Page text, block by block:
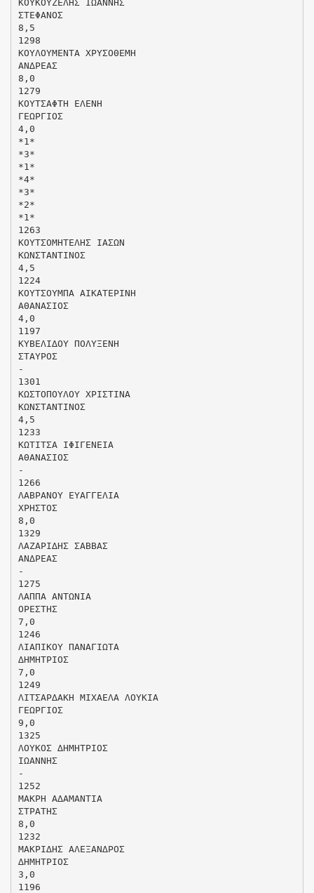
ΚΟΥΚΟΥΖΕΛΗΣ ΙΩΑΝΝΗΣ
ΣΤΕΦΑΝΟΣ
8,5
1298
ΚΟΥΛΟΥΜΕΝΤΑ ΧΡΥΣΟΘΕΜΗ
ΑΝ∆ΡΕΑΣ
8,0
1279
ΚΟΥΤΣΑΦΤΗ ΕΛΕΝΗ
ΓΕΩΡΓΙΟΣ
4,0
*1*
*3*
*1*
*4*
*3*
*2*
*1*
1263
ΚΟΥΤΣΟΜΗΤΕΛΗΣ ΙΑΣΩΝ
ΚΩΝΣΤΑΝΤΙΝΟΣ
4,5
1224
ΚΟΥΤΣΟΥΜΠΑ ΑΙΚΑΤΕΡΙΝΗ
ΑΘΑΝΑΣΙΟΣ
4,0
1197
ΚΥΒΕΛΙ∆ΟΥ ΠΟΛΥΞΕΝΗ
ΣΤΑΥΡΟΣ
-
1301
ΚΩΣΤΟΠΟΥΛΟΥ ΧΡΙΣΤΙΝΑ
ΚΩΝΣΤΑΝΤΙΝΟΣ
4,5
1233
ΚΩΤΙΤΣΑ ΙΦΙΓΕΝΕΙΑ
ΑΘΑΝΑΣΙΟΣ
-
1266
ΛΑΒΡΑΝΟΥ ΕΥΑΓΓΕΛΙΑ
ΧΡΗΣΤΟΣ
8,0
1329
ΛΑΖΑΡΙ∆ΗΣ ΣΑΒΒΑΣ
ΑΝ∆ΡΕΑΣ
-
1275
ΛΑΠΠΑ ΑΝΤΩΝΙΑ
ΟΡΕΣΤΗΣ
7,0
1246
ΛΙΑΠΙΚΟΥ ΠΑΝΑΓΙΩΤΑ
∆ΗΜΗΤΡΙΟΣ
7,0
1249
ΛΙΤΣΑΡ∆ΑΚΗ ΜΙΧΑΕΛΑ ΛΟΥΚΙΑ
ΓΕΩΡΓΙΟΣ
9,0
1325
ΛΟΥΚΟΣ ∆ΗΜΗΤΡΙΟΣ
ΙΩΑΝΝΗΣ
-
1252
ΜΑΚΡΗ Α∆ΑΜΑΝΤΙΑ
ΣΤΡΑΤΗΣ
8,0
1232
ΜΑΚΡΙ∆ΗΣ ΑΛΕΞΑΝ∆ΡΟΣ
∆ΗΜΗΤΡΙΟΣ
3,0
1196